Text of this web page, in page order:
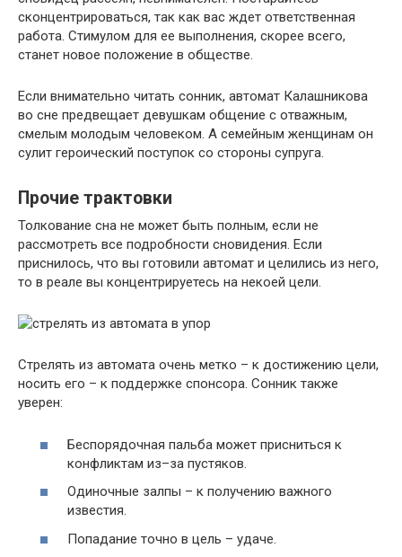
сконцентрироваться, так как вас ждет ответственная
работа. Стимулом для ее выполнения, скорее всего,
станет новое положение в обществе.
Если внимательно читать сонник, автомат Калашникова
во сне предвещает девушкам общение с отважным,
смелым молодым человеком. А семейным женщинам он
сулит героический поступок со стороны супруга.
Прочие трактовки
Толкование сна не может быть полным, если не
рассмотреть все подробности сновидения. Если
приснилось, что вы готовили автомат и целились из него,
то в реале вы концентрируетесь на некоей цели.
Стрелять из автомата очень метко – к достижению цели,
носить его – к поддержке спонсора. Сонник также
уверен:
Беспорядочная пальба может присниться к
конфликтам из–за пустяков.
Одиночные залпы – к получению важного
известия.
Попадание точно в цель – удаче.